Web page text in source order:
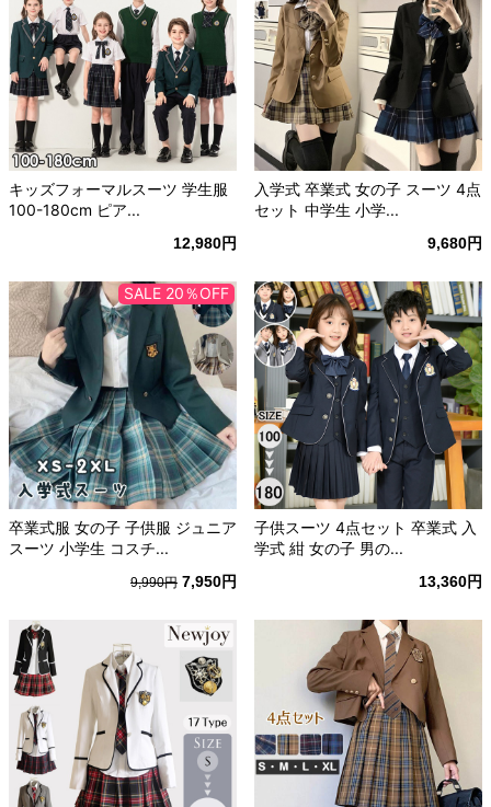
キッズフォーマルスーツ 学生服
100-180cm ピア...
12,980円
入学式 卒業式 女の子 スーツ 4点
セット 中学生 小学...
9,680円
SALE 20％OFF
卒業式服 女の子 子供服 ジュニア
スーツ 小学生 コスチ...
9,990円 7,950円
子供スーツ 4点セット 卒業式 入
学式 紺 女の子 男の...
13,360円